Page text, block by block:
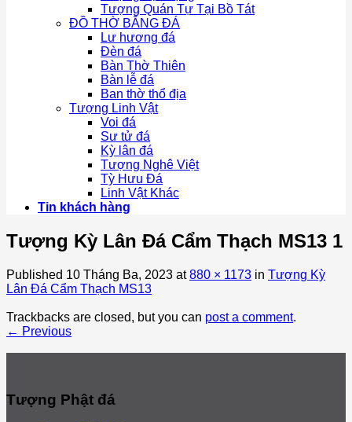
Tượng Quán Tự Tại Bồ Tát
ĐỒ THỜ BẰNG ĐÁ
Lư hương đá
Đèn đá
Bàn Thờ Thiên
Bàn lễ đá
Ban thờ thổ địa
Tượng Linh Vật
Voi đá
Sư tử đá
Kỳ lân đá
Tượng Nghê Việt
Tỳ Hưu Đá
Linh Vật Khác
Tin khách hàng
Tượng Kỳ Lân Đá Cẩm Thạch MS13 1
Published 10 Tháng Ba, 2023 at880 × 1173 in Tượng Kỳ
Lân Đá Cẩm Thạch MS13
Trackbacks are closed, but you can post a comment.
← Previous
Tượng Phật đá